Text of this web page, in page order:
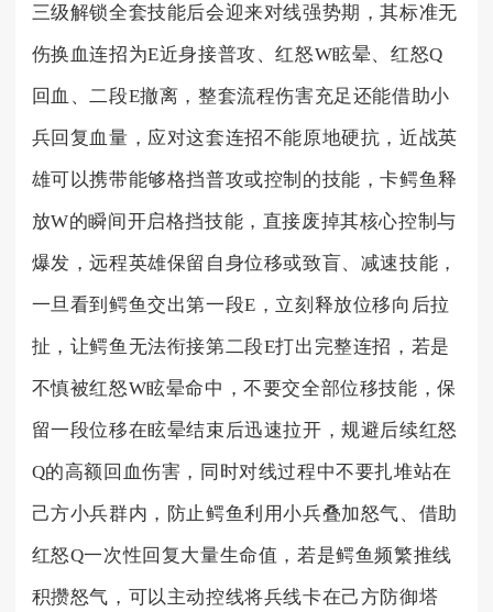
三级解锁全套技能后会迎来对线强势期，其标准无
伤换血连招为E近身接普攻、红怒W眩晕、红怒Q
回血、二段E撤离，整套流程伤害充足还能借助小
兵回复血量，应对这套连招不能原地硬抗，近战英
雄可以携带能够格挡普攻或控制的技能，卡鳄鱼释
放W的瞬间开启格挡技能，直接废掉其核心控制与
爆发，远程英雄保留自身位移或致盲、减速技能，
一旦看到鳄鱼交出第一段E，立刻释放位移向后拉
扯，让鳄鱼无法衔接第二段E打出完整连招，若是
不慎被红怒W眩晕命中，不要交全部位移技能，保
留一段位移在眩晕结束后迅速拉开，规避后续红怒
Q的高额回血伤害，同时对线过程中不要扎堆站在
己方小兵群内，防止鳄鱼利用小兵叠加怒气、借助
红怒Q一次性回复大量生命值，若是鳄鱼频繁推线
积攒怒气，可以主动控线将兵线卡在己方防御塔